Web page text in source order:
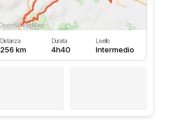
Distanza
256 km
Durata
4h40
Livello
Intermedio